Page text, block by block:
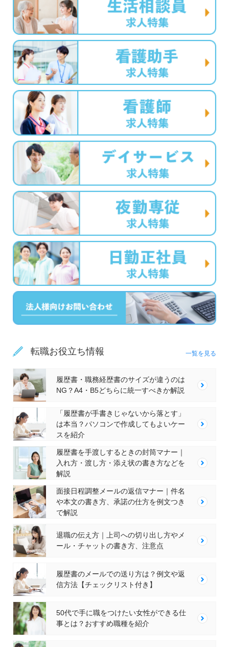
転職お役立ち情報 一覧を見る
履歴書・職務経歴書のサイズが違うのは
NG？A4・B5どちらに統一すべきか解説
「履歴書が手書きじゃないから落とす」
は本当？パソコンで作成してもよいケー
スを紹介
履歴書を手渡しするときの封筒マナー｜
入れ方・渡し方・添え状の書き方などを
解説
面接日程調整メールの返信マナー｜件名
や本文の書き方、承諾の仕方を例文つき
で解説
退職の伝え方｜上司への切り出し方やメ
ール・チャットの書き方、注意点
履歴書のメールでの送り方は？例文や返
信方法【チェックリスト付き】
50代で手に職をつけたい女性ができる仕
事とは？おすすめ職種を紹介